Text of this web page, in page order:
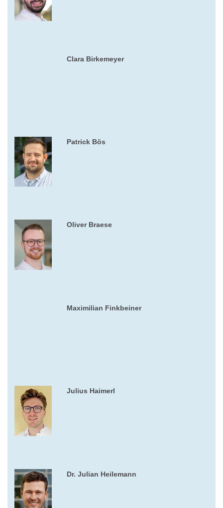
Clara Birkemeyer
Patrick Bös
Oliver Braese
Maximilian Finkbeiner
Julius Haimerl
Dr. Julian Heilemann